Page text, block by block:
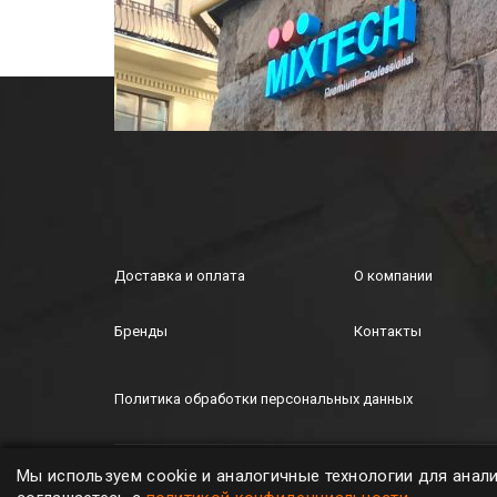
Доставка и оплата
Бренды
О компании
Контакты
Политика обработки персональных данных
MIXTECH © ООО "Микстех", 2026. All rights
reserved.
Мы используем cookie и аналогичные технологии для